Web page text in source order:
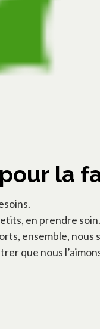
la
en prendre soin.
ensemble, nous
que nous